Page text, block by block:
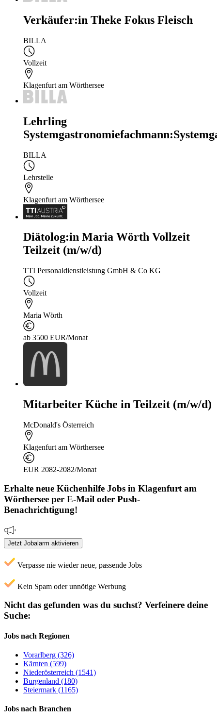
Verkäufer:in Theke Fokus Fleisch
BILLA
Vollzeit
Klagenfurt am Wörthersee
Lehrling
BILLA
Lehrstelle
Klagenfurt am Wörthersee
Diätolog:in Maria Wörth Vollzeit
Teilzeit (m/w/d)
TTI Personaldienstleistung GmbH & Co KG
Vollzeit
Maria Wörth
ab 3500 EUR/Monat
Mitarbeiter Küche in Teilzeit (m/w/d)
McDonald's Österreich
Klagenfurt am Wörthersee
EUR 2082-2082/Monat
Erhalte neue Küchenhilfe Jobs in Klagenfurt am
Wörthersee per E-Mail oder Push-
Benachrichtigung!
Jetzt Jobalarm aktivieren
Verpasse nie wieder neue, passende Jobs
Kein Spam oder unnötige Werbung
Nicht das gefunden was du suchst? Verfeinere deine
Suche:
Jobs nach Regionen
Vorarlberg (326)
Kärnten (599)
Niederösterreich (1541)
Burgenland (180)
Steiermark (1165)
Jobs nach Branchen